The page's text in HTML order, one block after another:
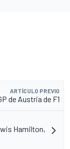
ARTÍCULO PREVIO
de Austria de F1
Hamilton,